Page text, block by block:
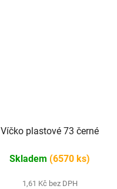
Víčko plastové 73 černé
Skladem (6570 ks)
1,61 Kč bez DPH